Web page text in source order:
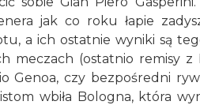
jak co roku łapie
a ich ostatnie wyniki są
meczach (ostatnio remisy
Genoa, czy bezpośredni
wbiła Bologna, która